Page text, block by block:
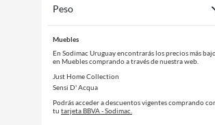
Peso
Muebles
En Sodimac Uruguay encontrarás los precios más
en Muebles comprando a través de nuestra web.
Just Home Collection
Sensi D' Acqua
Podrás acceder a descuentos vigentes comprando
tu tarjeta BBVA - Sodimac.